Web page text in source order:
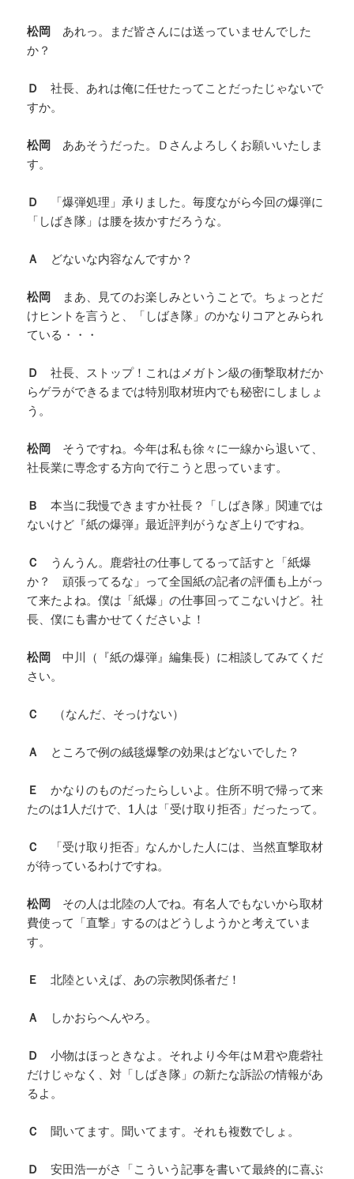
松岡 あれっ。まだ皆さんには送っていませんでした
か？
Ｄ社長、あれは俺に任せたってことだったじゃないで
すか。
松岡 ああそうだった。Ｄさんよろしくお願いいたしま
す。
Ｄ
「爆弾処理」承りました。毎度ながら今回の爆弾に
「しばき隊」は腰を抜かすだろうな。
Ａ どないな内容なんですか？
松岡
まあ、見てのお楽しみということで。ちょっとだ
けヒントを言うと、「しばき隊」のかなりコアとみられ
ている・・・
Ｄ社長、ストップ！これはメガトン級の衝撃取材だか
らゲラができるまでは特別取材班内でも秘密にしましょ
う。
松岡 そうですね。今年は私も徐々に一線から退いて、
社長業に専念する方向で行こうと思っています。
Ｂ本当に我慢できますか社長？「しばき隊」関連では
ないけど『紙の爆弾』最近評判がうなぎ上りですね。
Ｃ うんうん。鹿砦社の仕事してるって話すと「紙爆
か？ 頑張ってるな」って全国紙の記者の評価も上がっ
て来たよね。僕は「紙爆」の仕事回ってこないけど。社
長、僕にも書かせてくださいよ！
松岡中川（『紙の爆弾』編集長）に相談してみてくだ
さい。
Ｃ （なんだ、そっけない）
Ａ ところで例の絨毯爆撃の効果はどないでした？
Ｅかなりのものだったらしいよ。住所不明で帰って来
たのは1人だけで、1人は「受け取り拒否」だったって。
Ｃ
「受け取り拒否」なんかした人には、当然直撃取材
が待っているわけですね。
松岡 その人は北陸の人でね。有名人でもないから取材
費使って「直撃」するのはどうしようかと考えていま
す。
Ｅ北陸といえば、あの宗教関係者だ！
Ａ しかおらへんやろ。
Ｄ小物はほっときなよ。それより今年はＭ君や鹿砦社
だけじゃなく、対「しばき隊」の新たな訴訟の情報があ
るよ。
Ｃ聞いてます。聞いてます。それも複数でしょ。
Ｄ安田浩一がさ「こういう記事を書いて最終的に喜ぶ